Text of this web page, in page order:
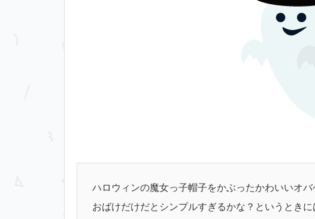
ハロウィンの魔女っ子帽子をかぶったかわいいオバ
おばけだけだとシンプルすぎるかな？というときに